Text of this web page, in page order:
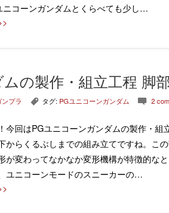
ニコーンガンダムとくらべても少し…
の製作・組立工程 脚
ンプラ , タグ: PGユニコーンガンダム c 2
今回はPGユニコーンガンダムの製作・
からくるぶしまでの組み立てですね。こ
が変わってなかなか変形機構が特徴的な
ユニコーンモードのスニーカーの…